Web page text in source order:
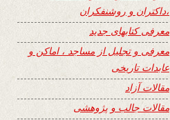
،داکتران و روشنفکران
معرفی کتابهای جدید
معرفی و تجلیل از مساجد ، اماکن و
عابدات تاریخی
مقالات آزاد
مقالات جالب و پژوهشی